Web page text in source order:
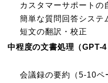
カスタマーサポートの
簡単な質問回答システ
短文の翻訳・校正
中程度の文書処理（GPT-4
会議録の要約（5-10ペ